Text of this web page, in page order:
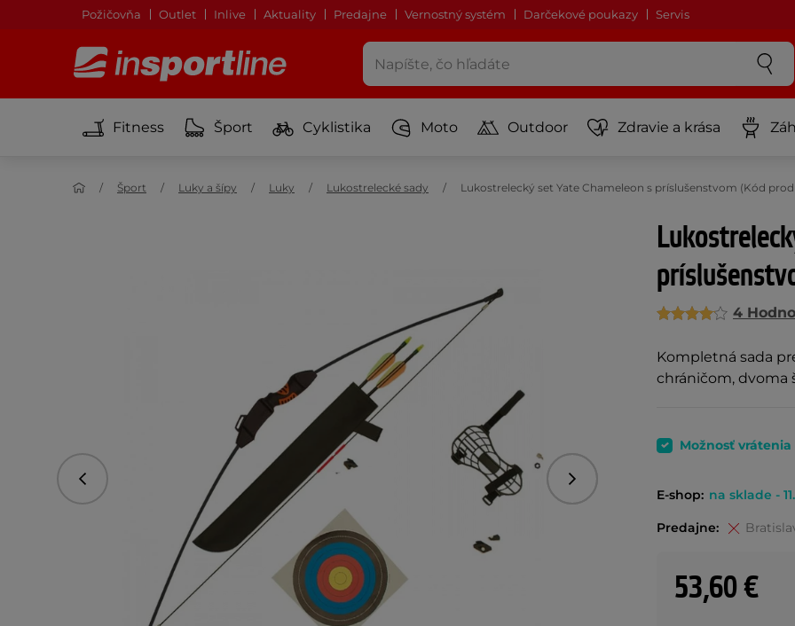
Požičovňa Outlet Inlive Aktuality Predajne Vernostný systém Darčekové poukazy Servis
Fitness Šport Cyklistika Moto Outdoor Zdravie a krása
Šport Luky a šípy Luky Lukostrelecké sady Lukostrelecký set Yate Chameleon s príslušenstvom (Kód
4
Kompletná sada
chráničom, dvoma
Predchádzajúce Nasledujúce
Možnosť
E-shop: na sklade -
Predajne:
53,60 €